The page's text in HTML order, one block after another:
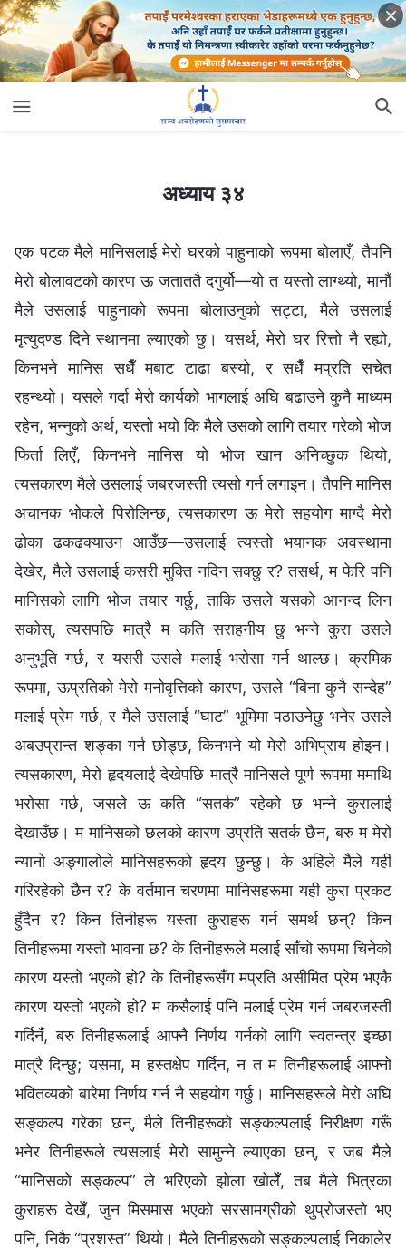
अध्याय ३४
एक पटक मैले मानिसलाई मेरो घरको पाहुनाको रूपमा बोलाएँ, तैपनि
मेरो बोलावटको कारण ऊ जताततै दगुर्यो—यो त यस्तो लाग्थ्यो, मानौं
मैले उसलाई पाहुनाको रूपमा बोलाउनुको सट्टा, मैले उसलाई
मृत्युदण्ड दिने स्थानमा ल्याएको छु। यसर्थ, मेरो घर रित्तो नै रह्यो,
किनभने मानिस सधैँ मबाट टाढा बस्यो, र सधैँ मप्रति सचेत
रहन्थ्यो। यसले गर्दा मेरो कार्यको भागलाई अघि बढाउने कुनै माध्यम
रहेन, भन्‍नुको अर्थ, यस्तो भयो कि मैले उसको लागि तयार गरेको भोज
फिर्ता लिएँ, किनभने मानिस यो भोज खान अनिच्‍छुक थियो,
त्यसकारण मैले उसलाई जबरजस्ती त्यसो गर्न लगाइन। तैपनि मानिस
अचानक भोकले पिरोलिन्छ, त्यसकारण ऊ मेरो सहयोग माग्दै मेरो
ढोका ढकढक्याउन आउँछ—उसलाई त्यस्तो भयानक अवस्थामा
देखेर, मैले उसलाई कसरी मुक्ति नदिन सक्छु र? तसर्थ, म फेरि पनि
मानिसको लागि भोज तयार गर्छु, ताकि उसले यसको आनन्द लिन
सकोस्, त्यसपछि मात्रै म कति सराहनीय छु भन्‍ने कुरा उसले
अनुभूति गर्छ, र यसरी उसले मलाई भरोसा गर्न थाल्छ। क्रमिक
रूपमा, ऊप्रतिको मेरो मनोवृत्तिको कारण, उसले “बिना कुनै सन्देह”
मलाई प्रेम गर्छ, र मैले उसलाई “घाट” भूमिमा पठाउनेछु भनेर उसले
अबउप्रान्त शङ्का गर्न छोड्छ, किनभने यो मेरो अभिप्राय होइन।
त्यसकारण, मेरो हृदयलाई देखेपछि मात्रै मानिसले पूर्ण रूपमा ममाथि
भरोसा गर्छ, जसले ऊ कति “सतर्क” रहेको छ भन्‍ने कुरालाई
देखाउँछ। म मानिसको छलको कारण उप्रति सतर्क छैन, बरु म मेरो
न्यानो अङ्गालोले मानिसहरूको हृदय छुन्छु। के अहिले मैले यही
गरिरहेको छैन र? के वर्तमान चरणमा मानिसहरूमा यही कुरा प्रकट
हुँदैन र? किन तिनीहरू यस्ता कुराहरू गर्न समर्थ छन्? किन
तिनीहरूमा यस्तो भावना छ? के तिनीहरूले मलाई साँचो रूपमा चिनेको
कारण यस्तो भएको हो? के तिनीहरूसँग मप्रति असीमित प्रेम भएकै
कारण यस्तो भएको हो? म कसैलाई पनि मलाई प्रेम गर्न जबरजस्ती
गर्दिनँ, बरु तिनीहरूलाई आफ्‍नै निर्णय गर्नको लागि स्वतन्त्र इच्‍छा
मात्रै दिन्छु; यसमा, म हस्तक्षेप गर्दिन, न त म तिनीहरूलाई आफ्नो
भवितव्यको बारेमा निर्णय गर्न नै सहयोग गर्छु। मानिसहरूले मेरो अघि
सङ्कल्प गरेका छन्, मैले तिनीहरूको सङ्कल्पलाई निरीक्षण गरूँ
भनेर तिनीहरूले त्यसलाई मेरो सामुन्ने ल्याएका छन्, र जब मैले
“मानिसको सङ्कल्प” ले भरिएको झोला खोलेँ, तब मैले भित्रका
कुराहरू देखेँ, जुन मिसमास भएको सरसामग्रीको थुप्रोजस्तो भए
पनि, निकै “प्रशस्‍त” थियो। मैले तिनीहरूको सङ्कल्पलाई निकालेर